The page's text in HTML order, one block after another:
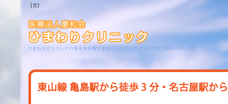
【雪】
ひまわりクリニックの雪＠名古屋ひまわりクリニックについてのご説明ページです